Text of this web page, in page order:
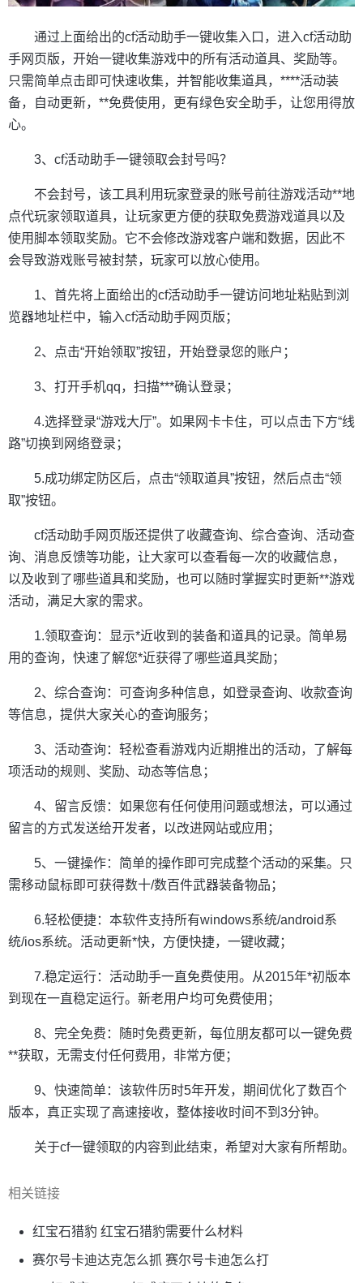
通过上面给出的cf活动助手一键收集入口，进入cf活动助
手网页版，开始一键收集游戏中的所有活动道具、奖励等。
只需简单点击即可快速收集，并智能收集道具，****活动装
备，自动更新，**免费使用，更有绿色安全助手，让您用得放
心。
3、cf活动助手一键领取会封号吗？
不会封号，该工具利用玩家登录的账号前往游戏活动**地
点代玩家领取道具，让玩家更方便的获取免费游戏道具以及
使用脚本领取奖励。它不会修改游戏客户端和数据，因此不
会导致游戏账号被封禁，玩家可以放心使用。
1、首先将上面给出的cf活动助手一键访问地址粘贴到浏
览器地址栏中，输入cf活动助手网页版；
2、点击“开始领取”按钮，开始登录您的账户；
3、打开手机qq，扫描***确认登录；
4.选择登录“游戏大厅”。如果网卡卡住，可以点击下方“线
路”切换到网络登录；
5.成功绑定防区后，点击“领取道具”按钮，然后点击“领
取”按钮。
cf活动助手网页版还提供了收藏查询、综合查询、活动查
询、消息反馈等功能，让大家可以查看每一次的收藏信息，
以及收到了哪些道具和奖励，也可以随时掌握实时更新**游戏
活动，满足大家的需求。
1.领取查询：显示*近收到的装备和道具的记录。简单易
用的查询，快速了解您*近获得了哪些道具奖励；
2、综合查询：可查询多种信息，如登录查询、收款查询
等信息，提供大家关心的查询服务；
3、活动查询：轻松查看游戏内近期推出的活动，了解每
项活动的规则、奖励、动态等信息；
4、留言反馈：如果您有任何使用问题或想法，可以通过
留言的方式发送给开发者，以改进网站或应用；
5、一键操作：简单的操作即可完成整个活动的采集。只
需移动鼠标即可获得数十/数百件武器装备物品；
6.轻松便捷：本软件支持所有windows系统/android系
统/ios系统。活动更新*快，方便快捷，一键收藏；
7.稳定运行：活动助手一直免费使用。从2015年*初版本
到现在一直稳定运行。新老用户均可免费使用；
8、完全免费：随时免费更新，每位朋友都可以一键免费
**获取，无需支付任何费用，非常方便；
9、快速简单：该软件历时5年开发，期间优化了数百个
版本，真正实现了高速接收，整体接收时间不到3分钟。
关于cf一键领取的内容到此结束，希望对大家有所帮助。
相关链接
红宝石猎豹 红宝石猎豹需要什么材料
赛尔号卡迪达克怎么抓 赛尔号卡迪怎么打